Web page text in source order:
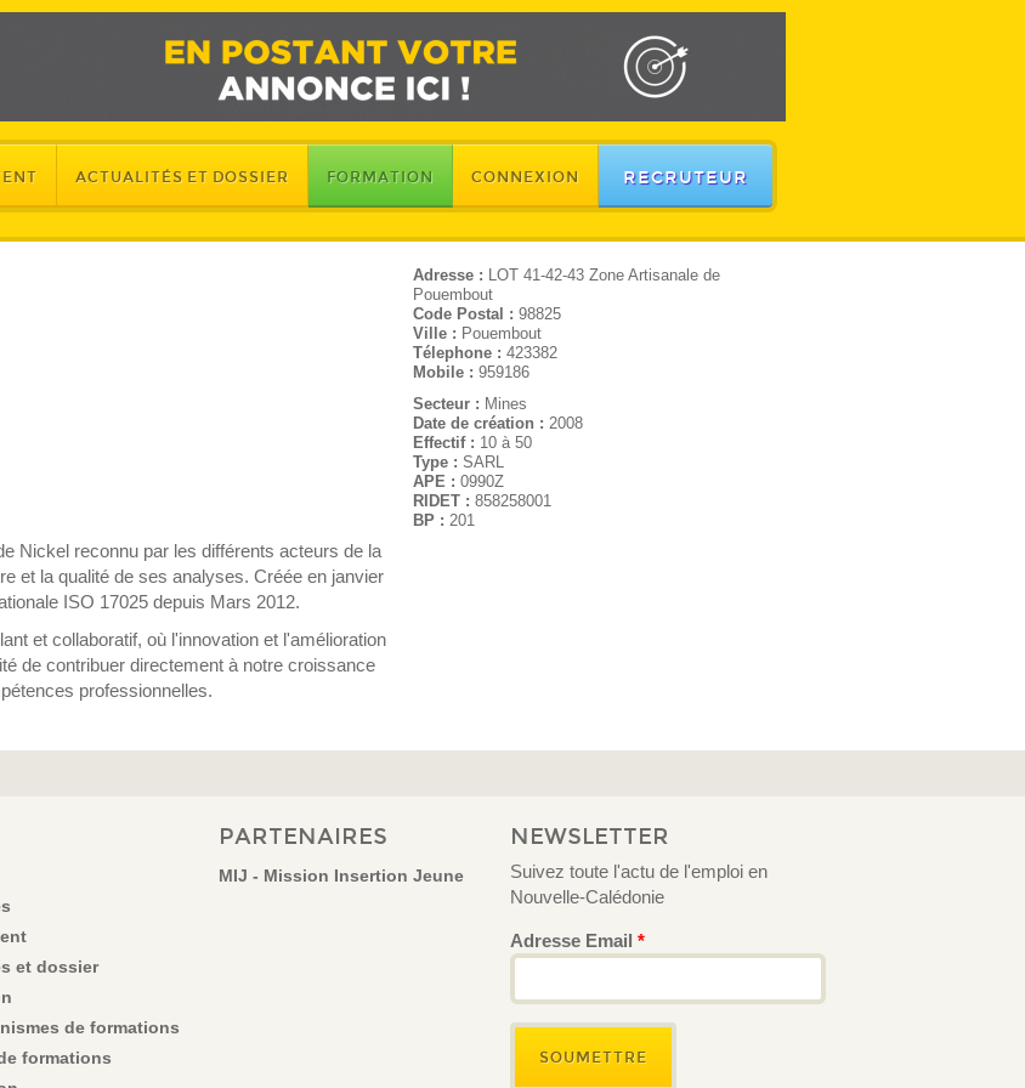
ACTUALITÉS ET DOSSIER FORMATION CONNEXION RECRUTEUR
Nickel reconnu par les différents acteurs de la
et la qualité de ses analyses. Créée en janvier
ISO 17025 depuis Mars 2012.
et collaboratif, où l'innovation et l'amélioration
de contribuer directement à notre croissance
professionnelles.
Adresse : LOT 41-42-43 Zone Artisanale de
Pouembout
Code Postal : 98825
Ville : Pouembout
Télephone : 423382
Mobile : 959186
Secteur : Mines
Date de création : 2008
Effectif : 10 à 50
Type : SARL
APE : 0990Z
RIDET : 858258001
BP : 201
et dossier
de formations
formations
PARTENAIRES
MIJ - Mission Insertion Jeune
NEWSLETTER
Suivez toute l'actu de l'emploi en
Nouvelle-Calédonie
Adresse Email *